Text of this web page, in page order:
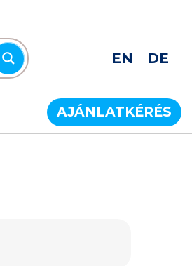
EN DE
AJÁNLATKÉRÉS